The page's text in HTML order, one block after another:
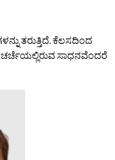
ತರುತ್ತಿದೆ. ಕೆಲಸದಿಂದ
ಸಾಧನವೆಂದರೆ